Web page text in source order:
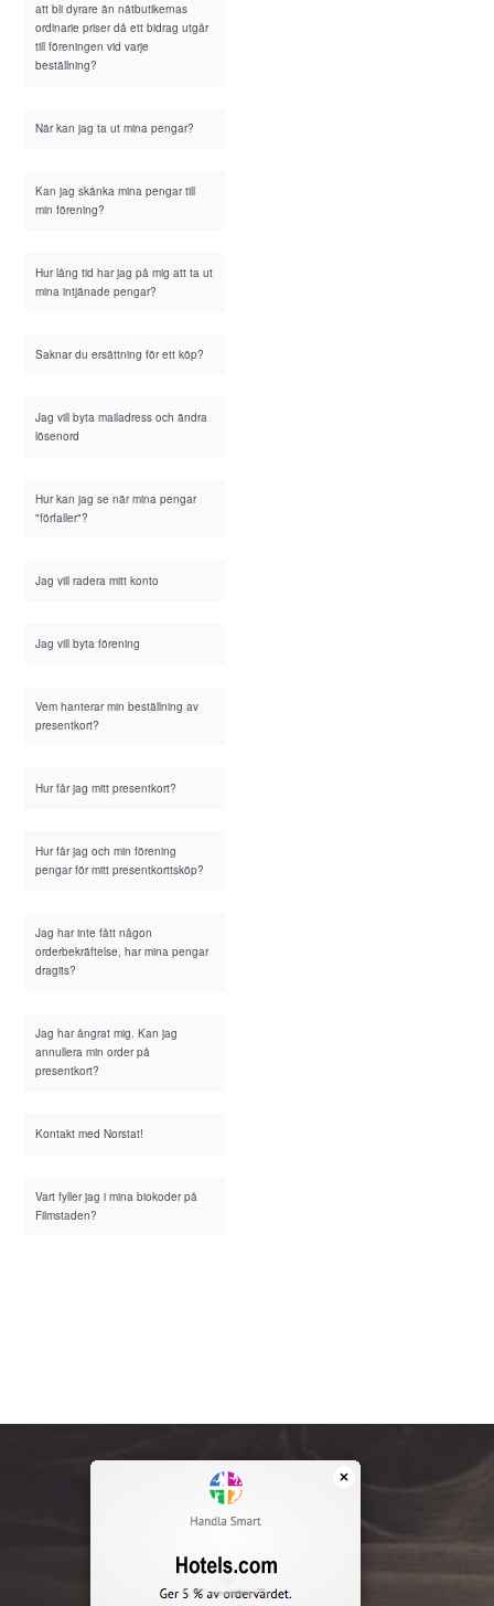
att bli dyrare än nätbutikernas
ordinarie priser då ett bidrag utgår
till föreningen vid varje
beställning?
När kan jag ta ut mina pengar?
Kan jag skänka mina pengar till
min förening?
Hur lång tid har jag på mig att ta ut
mina intjänade pengar?
Saknar du ersättning för ett köp?
Jag vill byta mailadress och ändra
lösenord
Hur kan jag se när mina pengar
"förfaller"?
Jag vill radera mitt konto
Jag vill byta förening
Vem hanterar min beställning av
presentkort?
Hur får jag mitt presentkort?
Hur får jag och min förening
pengar för mitt presentkorttsköp?
Jag har inte fått någon
orderbekräftelse, har mina pengar
dragits?
Jag har ångrat mig. Kan jag
annullera min order på
presentkort?
Kontakt med Norstat!
Vart fyller jag i mina biokoder på
Filmstaden?